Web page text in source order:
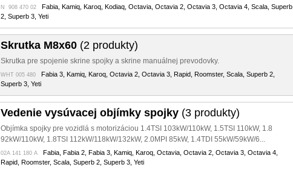
N 908 470 02 Fabia, Kamiq, Karoq, Kodiaq, Octavia, Octavia 2, Octavia 3, Octavia 4, Scala, Superb
2, Superb 3, Yeti
Skrutka M8x60 (2 produkty)
Skrutka pre spojenie skrine spojky a skrine manuálnej prevodovky.
WHT 005 480 Fabia 3, Kamiq, Karoq, Octavia 2, Octavia 3, Rapid, Roomster, Scala, Superb 2,
Superb 3, Yeti
Vedenie vysúvacej objímky spojky (3 produkty)
Objímka spojky pre vozidlá s motorizáciou 1.4TSI 103kW/110kW, 1.5TSI 110kW, 1.8
92kW/110kW, 1.8TSI 112kW/118kW/132kW, 2.0MPI 85kW, 1.4TDI 55kW/59kW/6...
02A 141 180 A Fabia, Fabia 2, Fabia 3, Kamiq, Karoq, Octavia, Octavia 2, Octavia 3, Octavia 4,
Rapid, Roomster, Scala, Superb 2, Superb 3, Yeti